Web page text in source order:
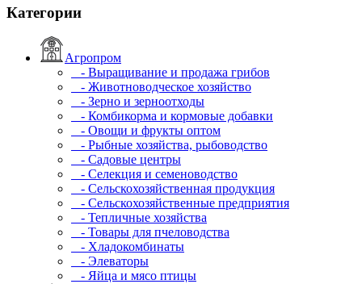
Категории
Агропром
- Выращивание и продажа грибов
- Животноводческое хозяйство
- Зерно и зерноотходы
- Комбикорма и кормовые добавки
- Овощи и фрукты оптом
- Рыбные хозяйства, рыбоводство
- Садовые центры
- Селекция и семеноводство
- Сельскохозяйственная продукция
- Сельскохозяйственные предприятия
- Тепличные хозяйства
- Товары для пчеловодства
- Хладокомбинаты
- Элеваторы
- Яйца и мясо птицы